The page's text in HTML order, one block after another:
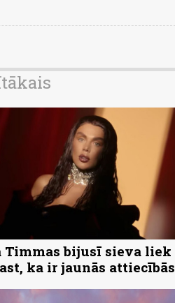
Timmas bijusī sieva liek
ka ir jaunās attiecībās